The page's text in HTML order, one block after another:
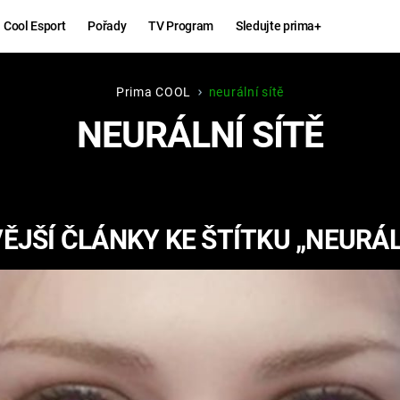
Cool Esport Pořady TV Program Sledujte prima+
Hry
KINGDOM
COME:
ESPORT
Zábava
Prima COOL neurální sítě
NEURÁLNÍ SÍTĚ
ČLÁNKY KE ŠTÍTKU